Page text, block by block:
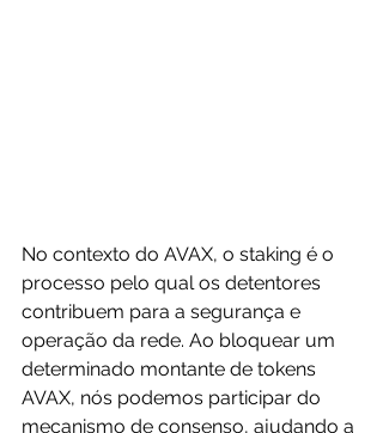
No contexto do AVAX, o staking é o
processo pelo qual os detentores
contribuem para a segurança e
operação da rede. Ao bloquear um
determinado montante de tokens
AVAX, nós podemos participar do
mecanismo de consenso, ajudando a